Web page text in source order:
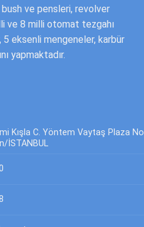
ve pensleri, revolver
ve 8 milli otomat tezgahı
eksenli mengeneler, karbür
yapmaktadır.
Kışla C. Yöntem Vaytaş Plaza
İSTANBUL